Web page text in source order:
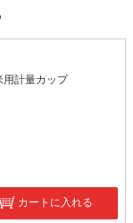
計量カップ
カートに入れる